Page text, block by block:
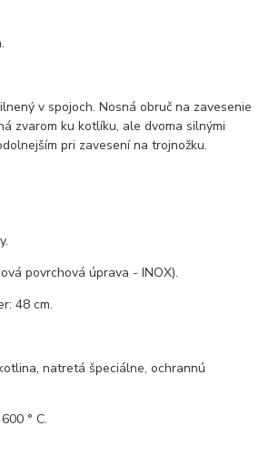
v spojoch. Nosná obruč na zavesenie
zvarom ku kotlíku, ale dvoma silnými
pri zavesení na trojnožku.
povrchová úprava - INOX).
48 cm.
natretá špeciálne, ochrannú
° C.